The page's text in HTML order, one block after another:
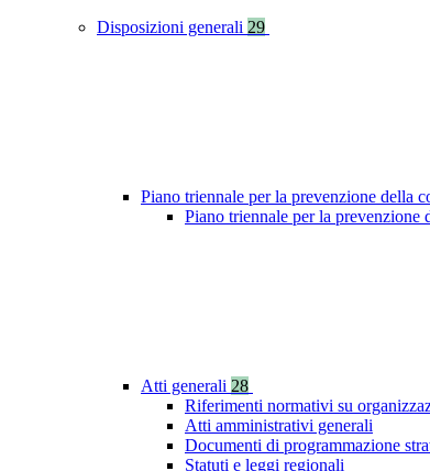
Disposizioni generali 29
Piano triennale per la prevenzione della
Piano triennale per la prevenzione
Atti generali 28
Riferimenti normativi su
Atti amministrativi generali
Documenti di programmazione
Statuti e leggi regionali